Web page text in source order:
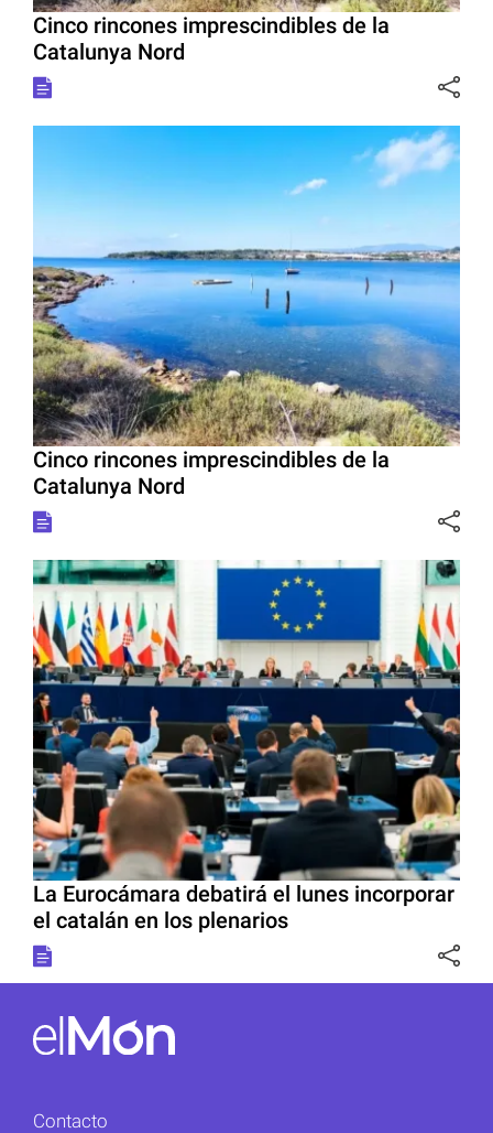
Cinco rincones imprescindibles de la
Catalunya Nord
Cinco rincones imprescindibles de la
Catalunya Nord
La Eurocámara debatirá el lunes incorporar
el catalán en los plenarios
Contacto